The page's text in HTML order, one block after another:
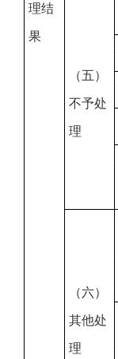
理结
果
（五）
不予处
理
（六）
其他处
理